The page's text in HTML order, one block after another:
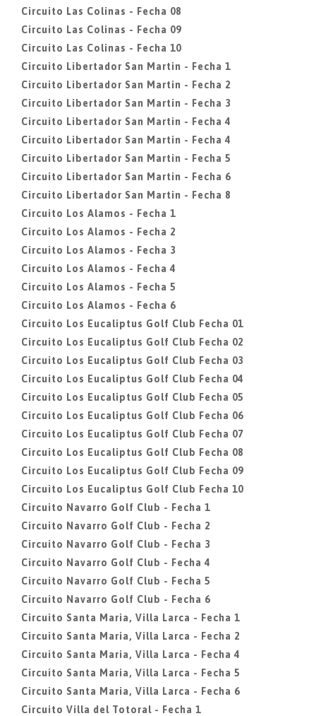
Circuito Las Colinas - Fecha 08
Circuito Las Colinas - Fecha 09
Circuito Las Colinas - Fecha 10
Circuito Libertador San Martin - Fecha 1
Circuito Libertador San Martin - Fecha 2
Circuito Libertador San Martin - Fecha 3
Circuito Libertador San Martin - Fecha 4
Circuito Libertador San Martin - Fecha 4
Circuito Libertador San Martin - Fecha 5
Circuito Libertador San Martin - Fecha 6
Circuito Libertador San Martin - Fecha 8
Circuito Los Alamos - Fecha 1
Circuito Los Alamos - Fecha 2
Circuito Los Alamos - Fecha 3
Circuito Los Alamos - Fecha 4
Circuito Los Alamos - Fecha 5
Circuito Los Alamos - Fecha 6
Circuito Los Eucaliptus Golf Club Fecha 01
Circuito Los Eucaliptus Golf Club Fecha 02
Circuito Los Eucaliptus Golf Club Fecha 03
Circuito Los Eucaliptus Golf Club Fecha 04
Circuito Los Eucaliptus Golf Club Fecha 05
Circuito Los Eucaliptus Golf Club Fecha 06
Circuito Los Eucaliptus Golf Club Fecha 07
Circuito Los Eucaliptus Golf Club Fecha 08
Circuito Los Eucaliptus Golf Club Fecha 09
Circuito Los Eucaliptus Golf Club Fecha 10
Circuito Navarro Golf Club - Fecha 1
Circuito Navarro Golf Club - Fecha 2
Circuito Navarro Golf Club - Fecha 3
Circuito Navarro Golf Club - Fecha 4
Circuito Navarro Golf Club - Fecha 5
Circuito Navarro Golf Club - Fecha 6
Circuito Santa Maria, Villa Larca - Fecha 1
Circuito Santa Maria, Villa Larca - Fecha 2
Circuito Santa Maria, Villa Larca - Fecha 4
Circuito Santa Maria, Villa Larca - Fecha 5
Circuito Santa Maria, Villa Larca - Fecha 6
Circuito Villa del Totoral - Fecha 1